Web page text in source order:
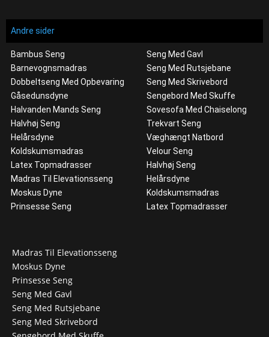
Andre sider
Bambus Seng
Barnevognsmadras
Dobbeltseng Med Opbevaring
Gåsedunsdyne
Halvanden Mands Seng
Halvhøj Seng
Helårsdyne
Koldskumsmadras
Latex Topmadrasser
Madras Til Elevationsseng
Moskus Dyne
Prinsesse Seng
Seng Med Gavl
Seng Med Rutsjebane
Seng Med Skrivebord
Sengebord Med Skuffe
Sovesofa Med Chaiselong
Trekvart Seng
Væghængt Natbord
Velour Seng
Halvhøj Seng
Helårsdyne
Koldskumsmadras
Latex Topmadrasser
Madras Til Elevationsseng
Moskus Dyne
Prinsesse Seng
Seng Med Gavl
Seng Med Rutsjebane
Seng Med Skrivebord